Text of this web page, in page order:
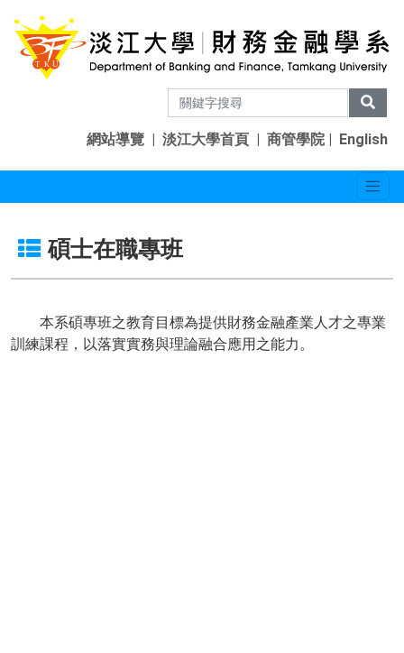
網站導覽 | 淡江大學首頁 | 商管學院| English
碩士在職專班
本系碩專班之教育目標為提供財務金融產業人才之專業
訓練課程，以落實實務與理論融合應用之能力。